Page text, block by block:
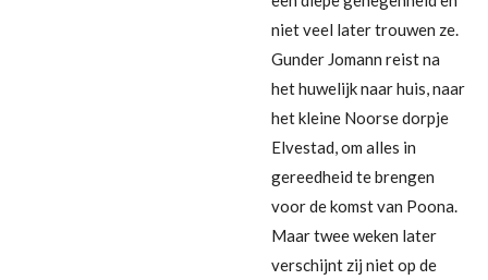
niet veel later trouwen ze.
Gunder Jomann reist na
het huwelijk naar huis, naar
het kleine Noorse dorpje
Elvestad, om alles in
gereedheid te brengen
voor de komst van Poona.
Maar twee weken later
verschijnt zij niet op de